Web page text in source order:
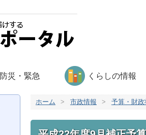
防災・緊急 くらしの情報
ホーム > 市政情報 > 予算・財政